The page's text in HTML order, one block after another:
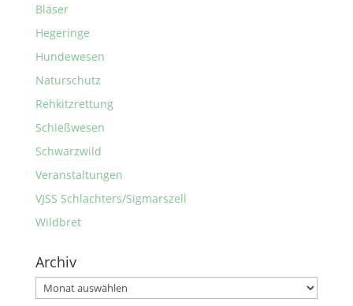
Bläser
Hegeringe
Hundewesen
Naturschutz
Rehkitzrettung
Schießwesen
Schwarzwild
Veranstaltungen
VJSS Schlachters/Sigmarszell
Wildbret
Archiv
Archiv